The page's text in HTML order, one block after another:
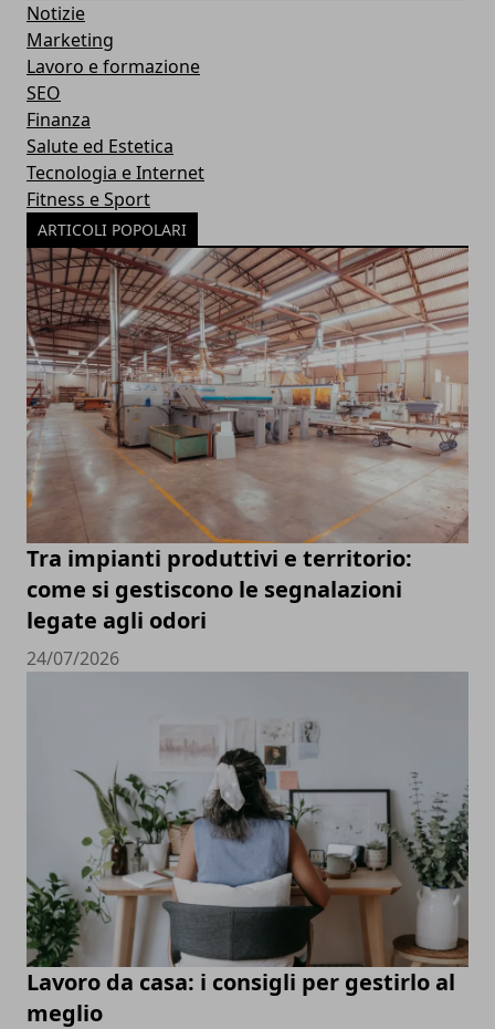
Notizie
Marketing
Lavoro e formazione
SEO
Finanza
Salute ed Estetica
Tecnologia e Internet
Fitness e Sport
ARTICOLI POPOLARI
Tra impianti produttivi e territorio:
come si gestiscono le segnalazioni
legate agli odori
24/07/2026
Lavoro da casa: i consigli per gestirlo al
meglio